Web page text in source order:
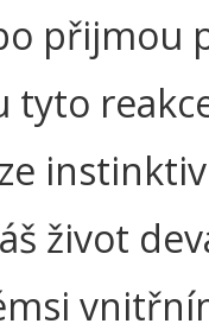
přijmou
tyto
život